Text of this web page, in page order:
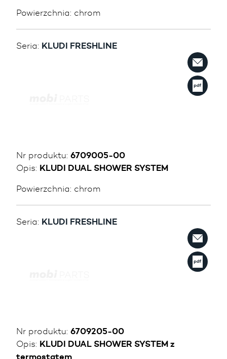
Powierzchnia: chrom
Seria: KLUDI FRESHLINE
Nr produktu: 6709005-00
Opis: KLUDI DUAL SHOWER SYSTEM
Powierzchnia: chrom
Seria: KLUDI FRESHLINE
Nr produktu: 6709205-00
Opis: KLUDI DUAL SHOWER SYSTEM z
termostatem